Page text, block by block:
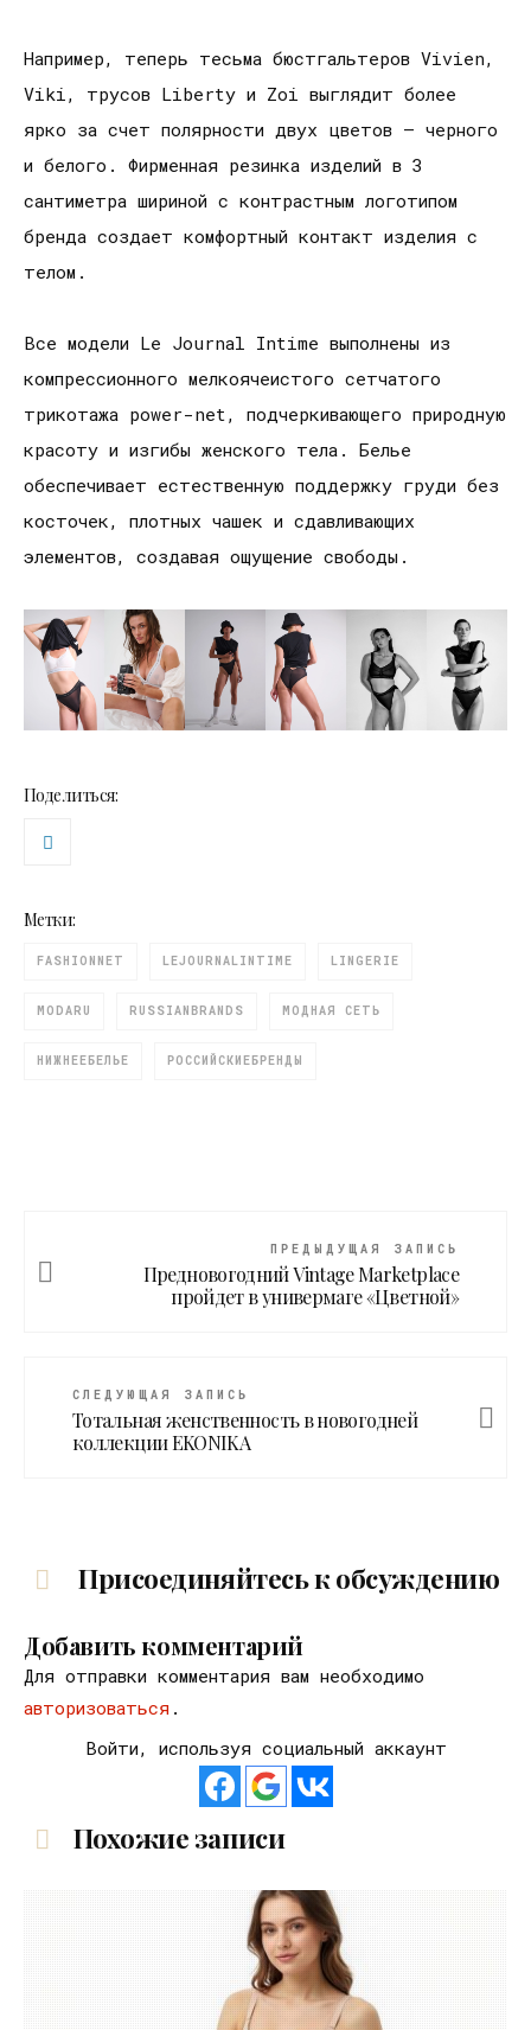
Например, теперь тесьма бюстгальтеров Vivien,
Viki, трусов Liberty и Zoi выглядит более
ярко за счет полярности двух цветов — черного
и белого. Фирменная резинка изделий в 3
сантиметра шириной с контрастным логотипом
бренда создает комфортный контакт изделия с
телом.
Все модели Le Journal Intime выполнены из
компрессионного мелкоячеистого сетчатого
трикотажа power-net, подчеркивающего природную
красоту и изгибы женского тела. Белье
обеспечивает естественную поддержку груди без
косточек, плотных чашек и сдавливающих
элементов, создавая ощущение свободы.
Поделиться:
Метки:
FASHIONNET LEJOURNALINTIME LINGERIE
MODARU RUSSIANBRANDS МОДНАЯ СЕТЬ
НИЖНЕЕБЕЛЬЕ РОССИЙСКИЕБРЕНДЫ
ПРЕДЫДУЩАЯ ЗАПИСЬ
Предновогодний Vintage Marketplace
пройдет в универмаге «Цветной»
СЛЕДУЮЩАЯ ЗАПИСЬ
Тотальная женственность в новогодней
коллекции EKONIKA
Присоединяйтесь к обсуждению
Добавить комментарий
Для отправки комментария вам необходимо
авторизоваться .
Войти, используя социальный аккаунт
Похожие записи